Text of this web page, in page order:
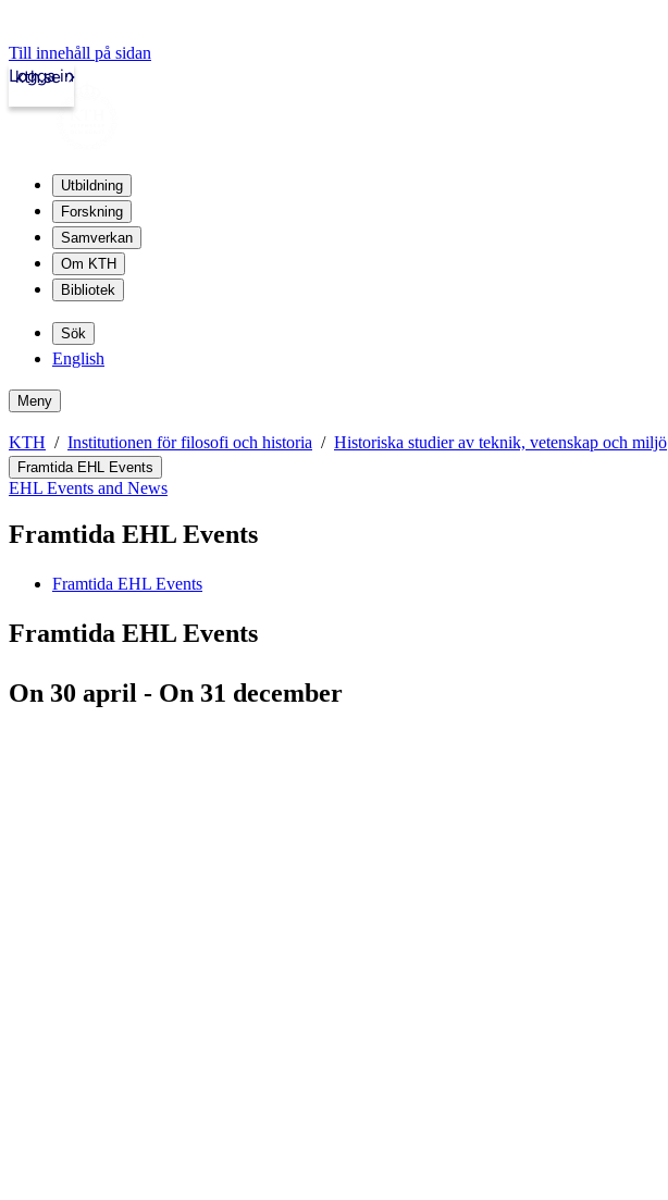
Till innehåll på sidan
kth.se
Logga in
Utbildning
Forskning
Samverkan
Om KTH
Bibliotek
Sök
English
Meny
KTH Institutionen för filosofi och historia Historiska studier av teknik, vetenskap och miljö
Framtida EHL Events
EHL Events and News
Framtida EHL Events
Framtida EHL Events
Framtida EHL Events
On 30 april - On 31 december